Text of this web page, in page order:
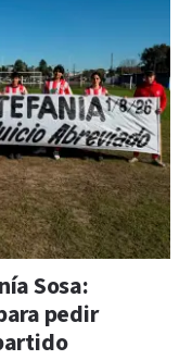
Sosa:
pedir